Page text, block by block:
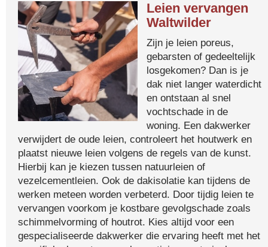
Leien vervangen
Waltwilder
Zijn je leien poreus,
gebarsten of gedeeltelijk
losgekomen? Dan is je
dak niet langer waterdicht
en ontstaan al snel
vochtschade in de
woning. Een dakwerker
verwijdert de oude leien, controleert het houtwerk en
plaatst nieuwe leien volgens de regels van de kunst.
Hierbij kan je kiezen tussen natuurleien of
vezelcementleien. Ook de dakisolatie kan tijdens de
werken meteen worden verbeterd. Door tijdig leien te
vervangen voorkom je kostbare gevolgschade zoals
schimmelvorming of houtrot. Kies altijd voor een
gespecialiseerde dakwerker die ervaring heeft met het